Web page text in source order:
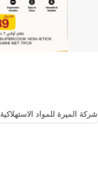
شركة الميرة للمواد الاستهلاكية